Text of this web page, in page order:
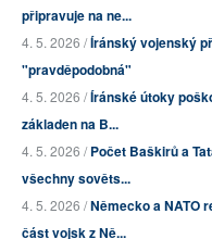
připravuje na ne...
4. 5. 2026 /Íránský vojenský
"pravděpodobná"
4. 5. 2026 /Íránské útoky
základen na B...
4. 5. 2026 /Počet Baškirů a
všechny sověts...
4. 5. 2026 /Německo a NATO
část vojsk z Ně...